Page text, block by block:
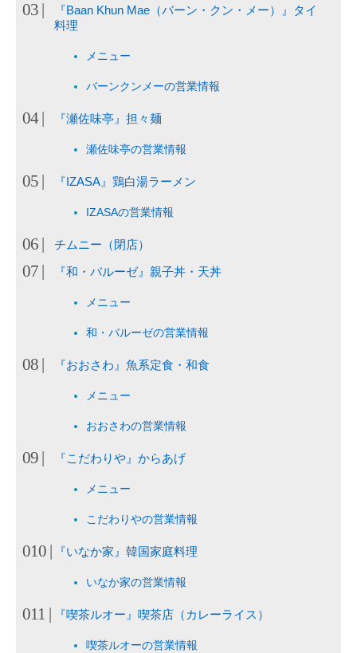
『Baan Khun Mae（バーン・クン・メー）』タイ
料理
メニュー
バーンクンメーの営業情報
『瀬佐味亭』担々麺
瀬佐味亭の営業情報
『IZASA』鶏白湯ラーメン
IZASAの営業情報
チムニー（閉店）
『和・バルーゼ』親子丼・天丼
メニュー
和・バルーゼの営業情報
『おおさわ』魚系定食・和食
メニュー
おおさわの営業情報
『こだわりや』からあげ
メニュー
こだわりやの営業情報
『いなか家』韓国家庭料理
いなか家の営業情報
『喫茶ルオー』喫茶店（カレーライス）
喫茶ルオーの営業情報